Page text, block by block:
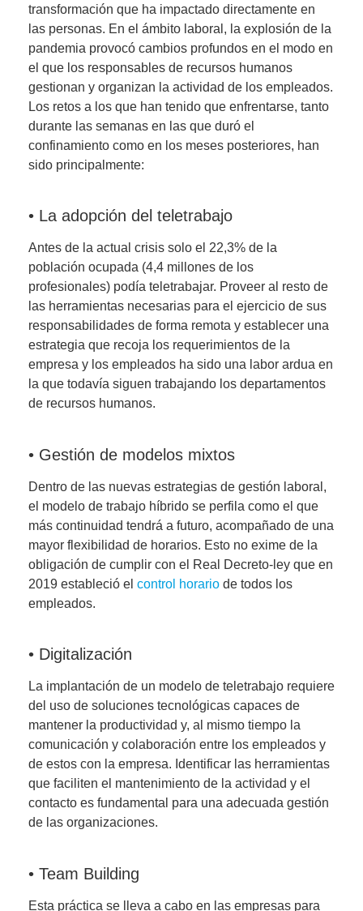
transformación que ha impactado directamente en
las personas. En el ámbito laboral, la explosión de la
pandemia provocó cambios profundos en el modo en
el que los responsables de recursos humanos
gestionan y organizan la actividad de los empleados.
Los retos a los que han tenido que enfrentarse, tanto
durante las semanas en las que duró el
confinamiento como en los meses posteriores, han
sido principalmente:
• La adopción del teletrabajo
Antes de la actual crisis solo el 22,3% de la
población ocupada (4,4 millones de los
profesionales) podía teletrabajar. Proveer al resto de
las herramientas necesarias para el ejercicio de sus
responsabilidades de forma remota y establecer una
estrategia que recoja los requerimientos de la
empresa y los empleados ha sido una labor ardua en
la que todavía siguen trabajando los departamentos
de recursos humanos.
• Gestión de modelos mixtos
Dentro de las nuevas estrategias de gestión laboral,
el modelo de trabajo híbrido se perfila como el que
más continuidad tendrá a futuro, acompañado de una
mayor flexibilidad de horarios. Esto no exime de la
obligación de cumplir con el Real Decreto-ley que en
2019 estableció el control horario de todos los
empleados.
• Digitalización
La implantación de un modelo de teletrabajo requiere
del uso de soluciones tecnológicas capaces de
mantener la productividad y, al mismo tiempo la
comunicación y colaboración entre los empleados y
de estos con la empresa. Identificar las herramientas
que faciliten el mantenimiento de la actividad y el
contacto es fundamental para una adecuada gestión
de las organizaciones.
• Team Building
Esta práctica se lleva a cabo en las empresas para